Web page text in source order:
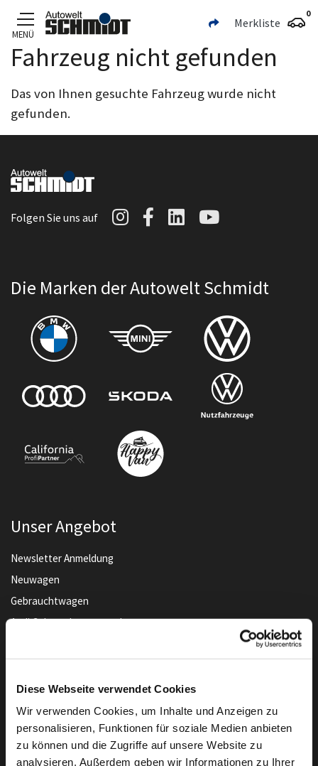
Diese Webseite verwendet Cookies
Wir verwenden Cookies, um Inhalte und Anzeigen zu
personalisieren, Funktionen für soziale Medien anbieten
zu können und die Zugriffe auf unsere Website zu
analysieren. Außerdem geben wir Informationen zu Ihrer
Zum Hauptinhalt
MENÜ
Merkliste
0
Fahrzeug nicht gefunden
Das von Ihnen gesuchte Fahrzeug wurde nicht
gefunden.
Folgen Sie uns auf Autowelt Schmidt auf
Autowelt Schmidt
AutoweltAutowelt
Die Marken der Autowelt Schmidt
Unser Angebot
Newsletter Anmeldung
Neuwagen
Gebrauchtwagen
Audi Gebrauchtwagen :plus
Online-Terminbuchung
Für Geschäftskunden